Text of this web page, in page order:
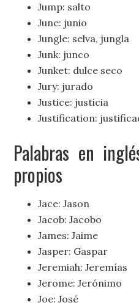
Jump: salto
June: junio
Jungle: selva, jungla
Junk: junco
Junket: dulce seco
Jury: jurado
Justice: justicia
Justification:
Palabras en
propios
Jace: Jason
Jacob: Jacobo
James: Jaime
Jasper: Gaspar
Jeremiah: Jeremías
Jerome: Jerónimo
Joe: José